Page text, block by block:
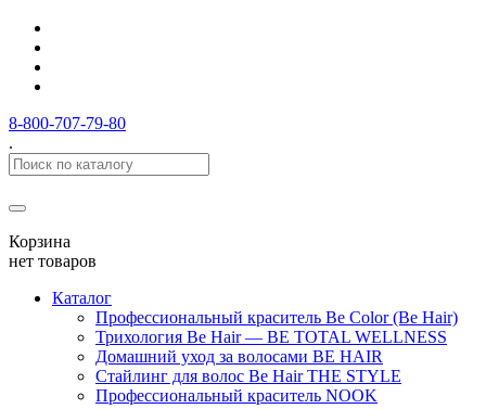
8-800-707-79-80
.
Корзина
нет товаров
Каталог
Профессиональный краситель Be Color (Be Hair)
Трихология Be Hair — BE TOTAL WELLNESS
Домашний уход за волосами BE HAIR
Стайлинг для волос Be Hair THE STYLE
Профессиональный краситель NOOK